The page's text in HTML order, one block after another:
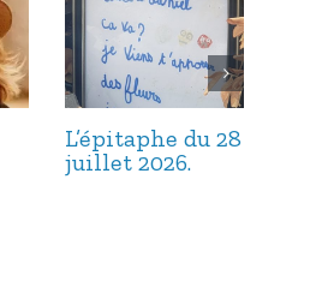
L’épitaphe du 28
juillet 2026.